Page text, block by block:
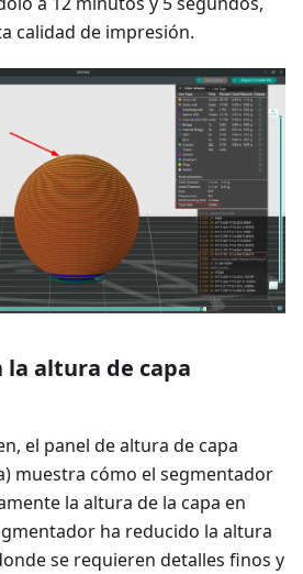
calidad de impresión.
la altura de capa
el panel de altura de capa
muestra cómo el segmentador
la altura de la capa en
ha reducido la altura
se requieren detalles finos y